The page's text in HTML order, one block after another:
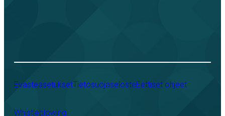
EvästeasetuksetTietosuojaselosteEettiset ohjeet
Whistleblowing